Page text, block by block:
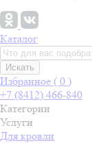
Каталог
Искать
Избранное ( 0 )
+7 (8412) 466-840
Категории
Услуги
Для кровли